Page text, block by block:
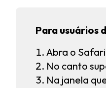
Para usuários
Abra o Safari
No canto
Na janela